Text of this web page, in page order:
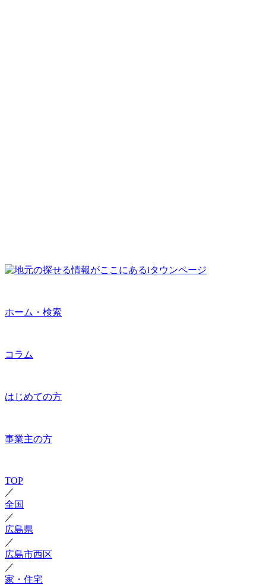
ホーム・検索
コラム
はじめての方
事業主の方
TOP
／
全国
／
広島県
／
広島市西区
／
家・住宅